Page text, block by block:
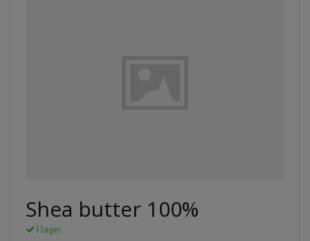
Shea butter 100%
I lager.